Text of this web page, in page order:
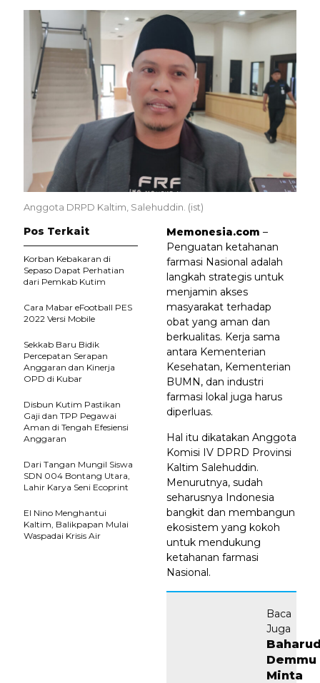
Anggota DRPD Kaltim, Salehuddin. (ist)
Memonesia.com –
Penguatan ketahanan
farmasi Nasional adalah
langkah strategis untuk
menjamin akses
masyarakat terhadap
obat yang aman dan
berkualitas. Kerja sama
antara Kementerian
Kesehatan, Kementerian
BUMN, dan industri
farmasi lokal juga harus
diperluas.
Hal itu dikatakan Anggota
Komisi IV DPRD Provinsi
Kaltim Salehuddin.
Menurutnya, sudah
seharusnya Indonesia
bangkit dan membangun
ekosistem yang kokoh
untuk mendukung
ketahanan farmasi
Nasional.
Baca
Juga
Demmu
Minta
Pos Terkait
Korban Kebakaran di
Sepaso Dapat Perhatian
dari Pemkab Kutim
Cara Mabar eFootball PES
2022 Versi Mobile
Sekkab Baru Bidik
Percepatan Serapan
Anggaran dan Kinerja
OPD di Kubar
Disbun Kutim Pastikan
Gaji dan TPP Pegawai
Aman di Tengah Efesiensi
Anggaran
Dari Tangan Mungil Siswa
SDN 004 Bontang Utara,
Lahir Karya Seni Ecoprint
El Nino Menghantui
Kaltim, Balikpapan Mulai
Waspadai Krisis Air